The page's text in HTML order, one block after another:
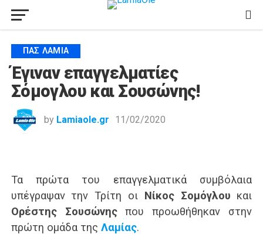
ΠΑΣ ΛΑΜΊΑ
Έγιναν επαγγελματίες
Σόμογλου και Σουσώνης!
by Lamiaole.gr 11/02/2020
Τα πρώτα του επαγγελματικά συμβόλαια
υπέγραψαν την Τρίτη οιΝίκος Σομόγλου και
Ορέστης Σουσώνηςπου προωθήθηκαν στην
πρώτη ομάδα της Λαμίας.